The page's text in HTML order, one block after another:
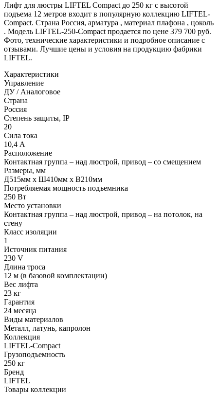
Лифт для люстры LIFTEL Compact до 250 кг с высотой
подъема 12 метров входит в популярную коллекцию LIFTEL-
Compact. Страна Россия, арматура , материал плафона , цоколь
. Модель LIFTEL-250-Compact продается по цене 379 700 руб.
Фото, технические характеристики и подробное описание с
отзывами. Лучшие цены и условия на продукцию фабрики
LIFTEL.
Характеристики
Управление
ДУ / Аналоговое
Страна
Россия
Степень защиты, IP
20
Сила тока
10,4 А
Расположение
Контактная группа – над люстрой, привод – со смещением
Размеры, мм
Д515мм х Ш410мм х В210мм
Потребляемая мощность подъемника
250 Вт
Место установки
Контактная группа – над люстрой, привод – на потолок, на
стену
Класс изоляции
1
Источник питания
230 V
Длина троса
12 м (в базовой комплектации)
Вес лифта
23 кг
Гарантия
24 месяца
Виды материалов
Металл, латунь, капролон
Коллекция
LIFTEL-Compact
Грузоподъемность
250 кг
Бренд
LIFTEL
Товары коллекции